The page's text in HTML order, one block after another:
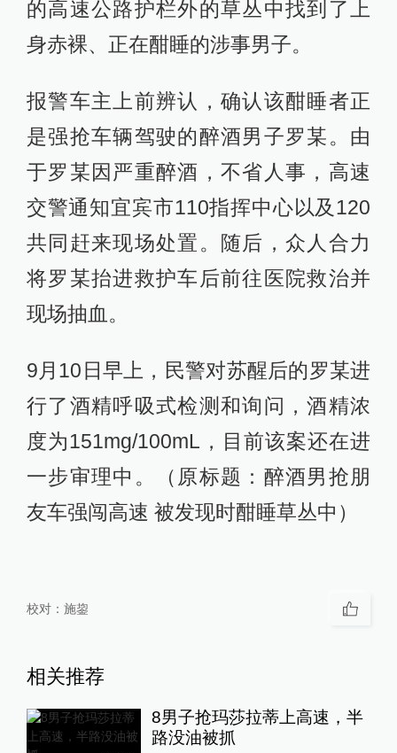
的高速公路护栏外的草丛中找到了上
身赤裸、正在酣睡的涉事男子。
报警车主上前辨认，确认该酣睡者正
是强抢车辆驾驶的醉酒男子罗某。由
于罗某因严重醉酒，不省人事，高速
交警通知宜宾市110指挥中心以及120
共同赶来现场处置。随后，众人合力
将罗某抬进救护车后前往医院救治并
现场抽血。
9月10日早上，民警对苏醒后的罗某进
行了酒精呼吸式检测和询问，酒精浓
度为151mg/100mL，目前该案还在进
一步审理中。（原标题：醉酒男抢朋
友车强闯高速 被发现时酣睡草丛中）
校对： 施鋆
相关推荐
8男子抢玛莎拉蒂上高速，半
路没油被抓